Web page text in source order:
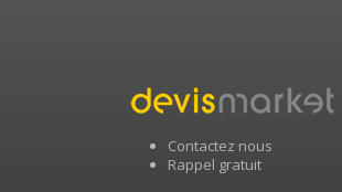
Contactez nous
Rappel gratuit